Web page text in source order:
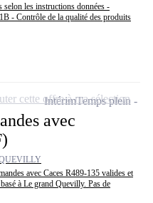
selon les instructions données -
- Contrôle de la qualité des produits
avec
avec Caces R489-135 valides et
à Le grand Quevilly. Pas de
IntérimTemps plein
cette offre à ma sélection